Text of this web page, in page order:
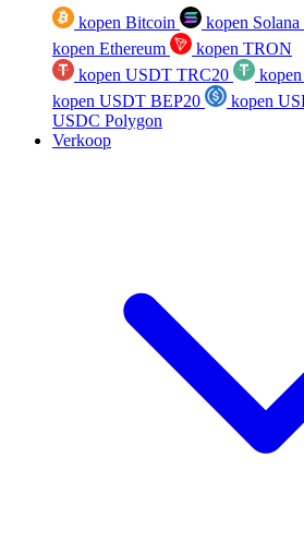
kopen Bitcoin kopen Solana
kopen Ethereum
kopen TRON
kopen USDT TRC20
kopen USDT BEP20
kopen
USDC Polygon
Verkoop